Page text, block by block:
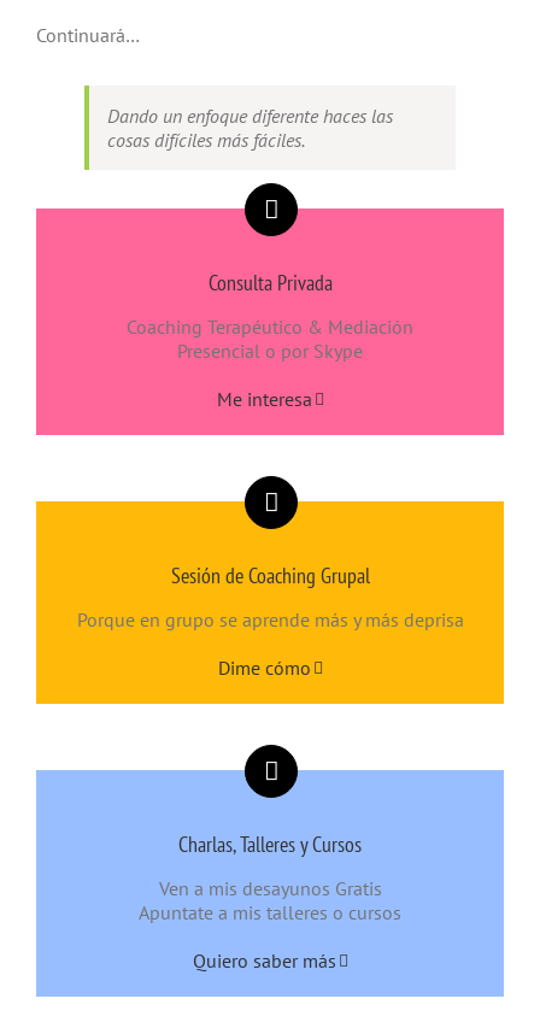
Continuará…
Dando un enfoque diferente haces las
cosas difíciles más fáciles.
Consulta Privada
Coaching Terapéutico & Mediación
Presencial o por Skype
Me interesa
Sesión de Coaching Grupal
Porque en grupo se aprende más y más deprisa
Dime cómo
Charlas, Talleres y Cursos
Ven a mis desayunos Gratis
Apuntate a mis talleres o cursos
Quiero saber más